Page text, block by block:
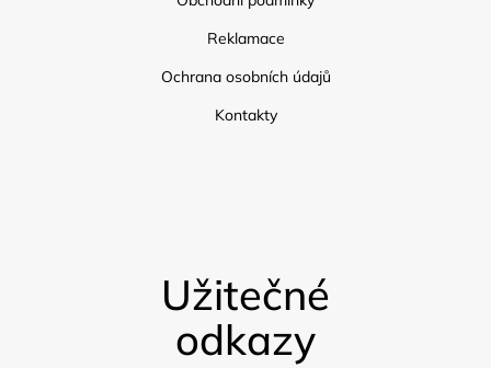
Reklamace
Ochrana osobních údajů
Kontakty
Užitečné
odkazy